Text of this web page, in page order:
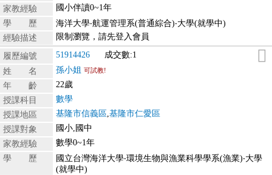
家教經驗
國小伴讀0~1年
學 歷
海洋大學‧航運管理系(普通綜合)‧大學(就學中)
經驗描述
限制瀏覽，請先登入會員
履歷編號 51914426
成交數:1
姓 名
孫小姐 可試教!
年 齡
22歲
授課科目
數學
授課地區
基隆市信義區,基隆市仁愛區
授課對象
國小,國中
家教經驗
數學0~1年
學 歷
國立台灣海洋大學‧環境生物與漁業科學學系(漁業)‧大學
(就學中)